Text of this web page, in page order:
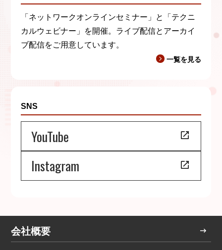
「ネットワークオンラインセミナー」と「テクニ
カルウェビナー」を開催。ライブ配信とアーカイ
ブ配信をご用意しています。
一覧を見る
SNS
YouTube
Instagram
会社概要